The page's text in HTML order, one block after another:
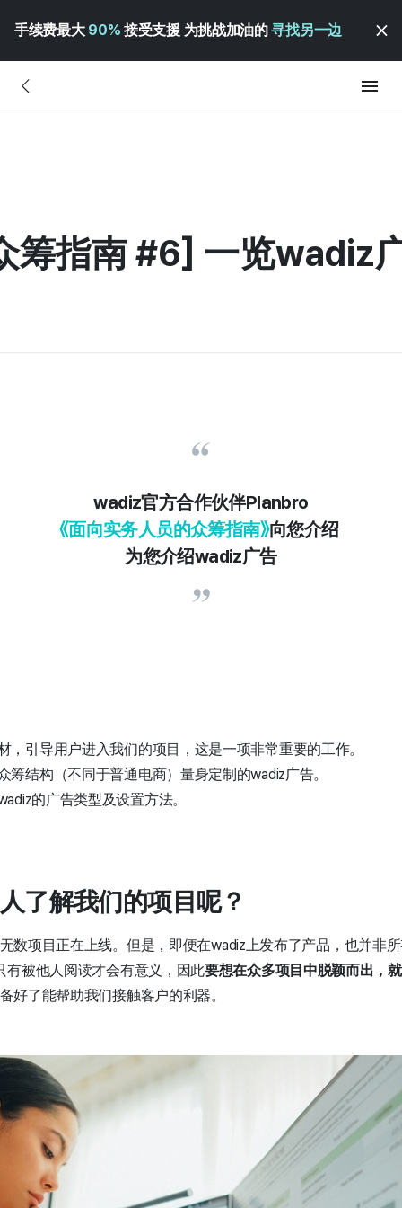
手续费最大 90% 接受支援 为挑战加油的寻找另一边
筹指南 #6] 一览wadiz
wadiz官方合作伙伴Planbro
《面向实务人员的众筹指南》向您介绍
为您介绍wadiz广告
，引导用户进入我们的项目，这是一项非常重要的工作。
筹结构（不同于普通电商）量身定制的wadiz广告。
的广告类型及设置方法。
了解我们的项目呢？
数项目正在上线。但是，即便在wadiz上发布了产品，也并非
有被他人阅读才会有意义，因此要想在众多项目中脱颖而出，
好了能帮助我们接触客户的利器。